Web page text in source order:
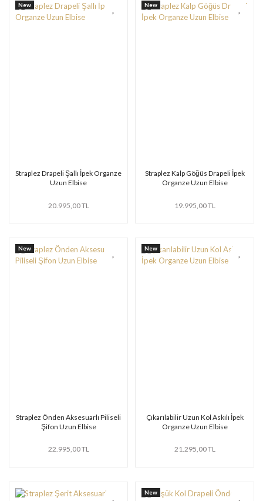
New
Straplez Drapeli Şallı İpek Organze
Uzun Elbise
20.995,00 TL
New
Straplez Kalp Göğüs Drapeli İpek
Organze Uzun Elbise
19.995,00 TL
New
Straplez Önden Aksesuarlı Piliseli
Şifon Uzun Elbise
22.995,00 TL
New
Çıkarılabilir Uzun Kol Askılı İpek
Organze Uzun Elbise
21.295,00 TL
New